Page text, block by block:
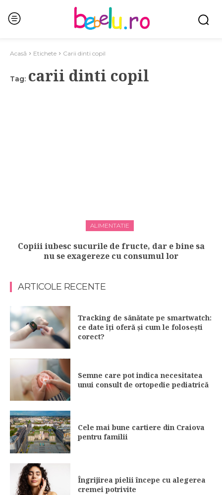
Acasă Etichete Carii dinti copil
Tag: carii dinti copil
ALIMENTATIE
Copiii iubesc sucurile de fructe, dar e bine sa
nu se exagereze cu consumul lor
ARTICOLE RECENTE
Tracking de sănătate pe smartwatch:
ce date îți oferă și cum le folosești
corect?
Semne care pot indica necesitatea
unui consult de ortopedie pediatrică
Cele mai bune cartiere din Craiova
pentru familii
Îngrijirea pielii începe cu alegerea
cremei potrivite